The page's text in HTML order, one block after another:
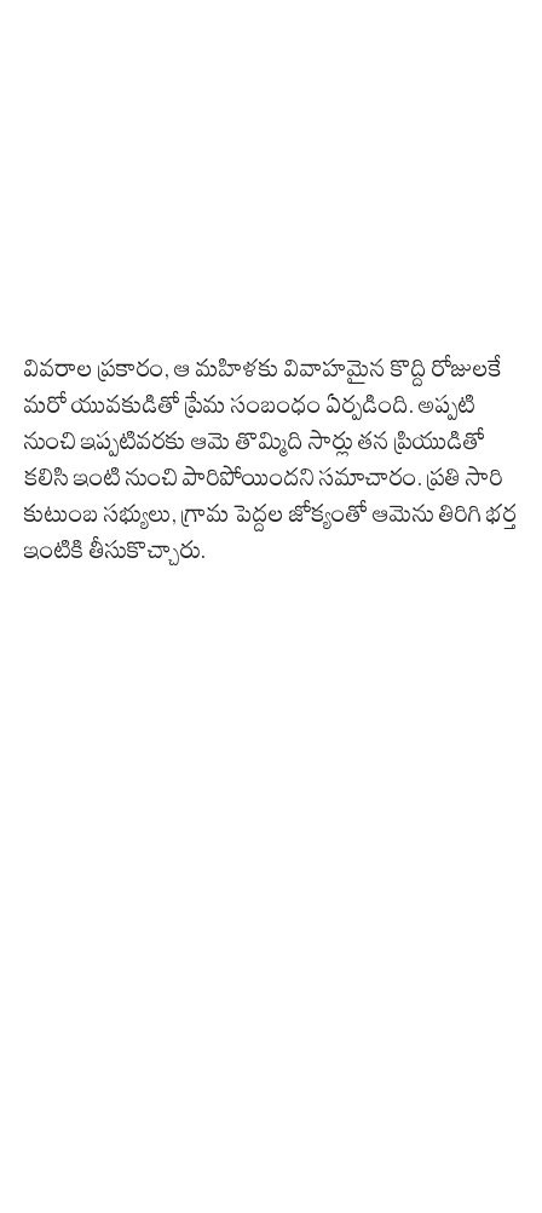
వివరాల ప్రకారం, ఆ మహిళకు వివాహమైన కొద్ది రోజులకే
మరో యువకుడితో ప్రేమ సంబంధం ఏర్పడింది. అప్పటి
నుంచి ఇప్పటివరకు ఆమె తొమ్మిది సార్లు తన ప్రియుడితో
కలిసి ఇంటి నుంచి పారిపోయిందని సమాచారం. ప్రతి సారి
కుటుంబ సభ్యులు, గ్రామ పెద్దల జోక్యంతో ఆమెను తిరిగి భర్త
ఇంటికి తీసుకొచ్చారు.